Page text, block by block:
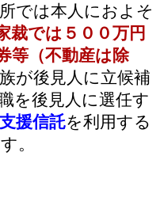
では本人におよそ
裁では５００万円
等（不動産は除
が後見人に立候補
を後見人に選任す
援信託を利用する
。